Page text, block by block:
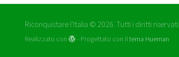
Riconquistare l'Italia © 2026. Tutti i diritti riservati.
Realizzato con - Progettato con iltema Hueman